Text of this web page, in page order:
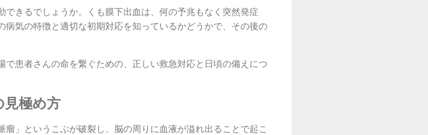
きるでしょうか。くも膜下出血は、何の予兆もなく突然発症
気の特徴と適切な初期対応を知っているかどうかで、その後の
で患者さんの命を繋ぐための、正しい救急対応と日頃の備えにつ
見極め方
」というこぶが破裂し、脳の周りに血液が溢れ出ることで起こ